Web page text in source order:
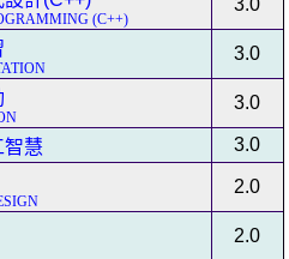
(C++)
3.0
3.0
3.0
智慧 3.0
2.0
2.0